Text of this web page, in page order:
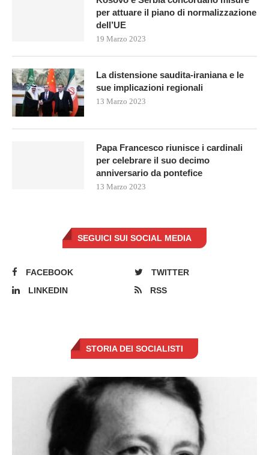
per attuare il piano di normalizzazione
dell’UE
19 Marzo 2023
La distensione saudita-iraniana e le
sue implicazioni regionali
13 Marzo 2023
Papa Francesco riunisce i cardinali
per celebrare il suo decimo
anniversario da pontefice
13 Marzo 2023
SEGUICI SUI SOCIAL MEDIA
FACEBOOK
TWITTER
LINKEDIN
RSS
STORIA DEI SOCIALISTI